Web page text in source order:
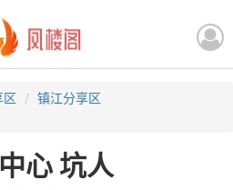
区
镇江分享区
心 坑人